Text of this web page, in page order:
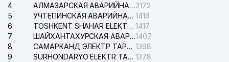
4
АЛМАЗАРСКАЯ АВАРИЙНАЯ СЛУЖБА ЭЛЕКТРОСЕТИ2172
5
УЧТЕПИНСКАЯ АВАРИЙНАЯ СЛУЖБА ЭЛЕКТРОСЕТИ 1418
6
TOSHKENT SHAHAR ELEKTR TARMOQLARI KORXONASI АО 1417
7
ШАЙХАНТАХУРСКАЯ АВАРИЙНАЯ СЛУЖБА ЭЛЕКТРОСЕТИ1407
8
САМАРКАНД ЭЛЕКТР ТАРМОКЛАРИ АО 1398
9
SURHONDARYO ELEKTR TARMOKLARI АО 1378